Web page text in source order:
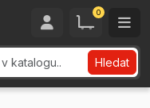
0
Hledat